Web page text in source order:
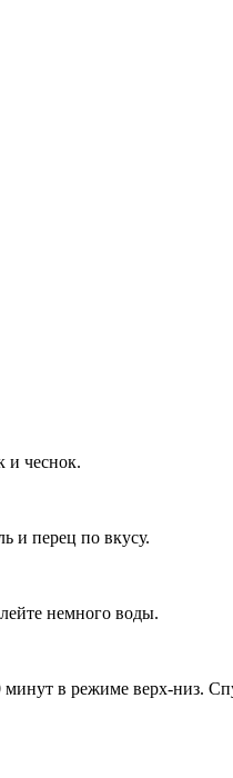
и чеснок.
и перец по вкусу.
немного воды.
в режиме верх-низ.